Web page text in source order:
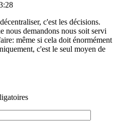
c'est les décisions.
nous demandons nous soit servi
même si cela doit énormément
c'est le seul moyen de